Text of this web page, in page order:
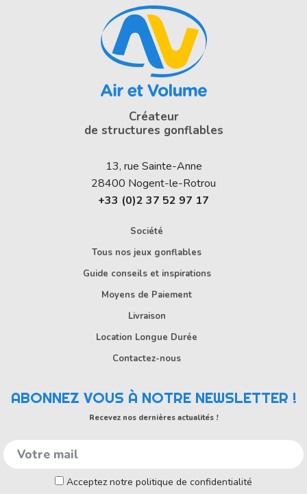
Créateur
de structures gonflables
13, rue Sainte-Anne
28400 Nogent-le-Rotrou
+33 (0)2 37 52 97 17
Société
Tous nos jeux gonflables
Guide conseils et inspirations
Moyens de Paiement
Livraison
Location Longue Durée
Contactez-nous
ABONNEZ VOUS À NOTRE NEWSLETTER !
Recevez nos dernières actualités !
Acceptez notre politique de confidentialité